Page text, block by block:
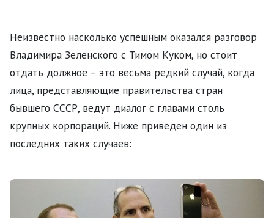
Неизвестно насколько успешным оказался разговор
Владимира Зеленского с Тимом Куком, но стоит
отдать должное – это весьма редкий случай, когда
лица, представляющие правительства стран
бывшего СССР, ведут диалог с главами столь
крупных корпораций. Ниже приведен один из
последних таких случаев: